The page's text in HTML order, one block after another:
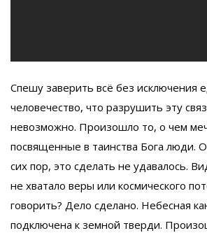
Спешу заверить всё без исключения
человечество, что разрушить эту
невозможно. Произошло то, о чем
посвященные в таинства Бога люди.
сих пор, это сделать не удавалось.
не хватало веры или космического
говорить? Дело сделано. Небесная
подключена к земной тверди.